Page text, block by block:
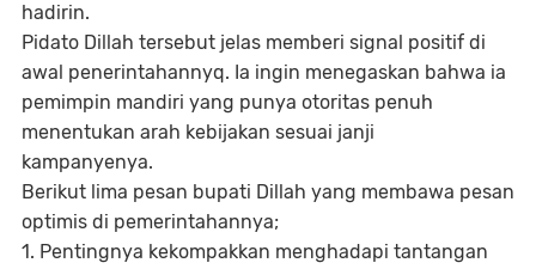
hadirin.
Pidato Dillah tersebut jelas memberi signal positif di
awal penerintahannyq. Ia ingin menegaskan bahwa ia
pemimpin mandiri yang punya otoritas penuh
menentukan arah kebijakan sesuai janji
kampanyenya.
Berikut lima pesan bupati Dillah yang membawa pesan
optimis di pemerintahannya;
1. Pentingnya kekompakkan menghadapi tantangan